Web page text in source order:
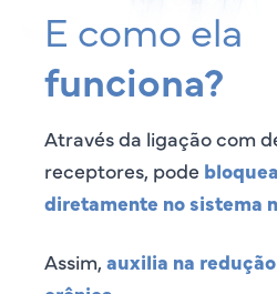
E como ela
funciona?
Através da ligação com
receptores, pode
diretamente no sistema
Assim, auxilia na